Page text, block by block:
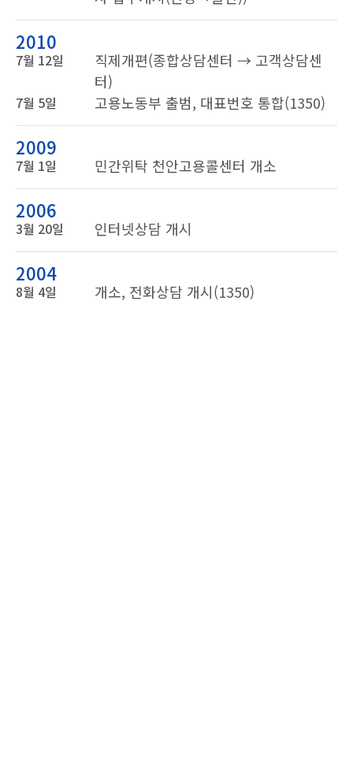
2010
7월 12일
직제개편(종합상담센터 → 고객상담센
터)
7월 5일 고용노동부 출범, 대표번호 통합(1350)
2009
7월 1일 민간위탁 천안고용콜센터 개소
2006
3월 20일 인터넷상담 개시
2004
8월 4일 개소, 전화상담 개시(1350)